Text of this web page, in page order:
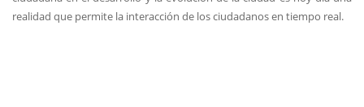
realidad que permite la interacción de los ciudadanos en tiempo real.